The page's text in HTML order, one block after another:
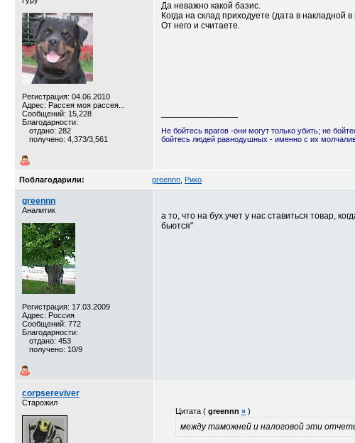
Регистрация: 04.06.2010
Адрес: Рассея моя рассея...
Сообщений: 15,228
Благодарности:
отдано: 282
получено: 4,373/3,561
Да неважно какой базис.
Когда на склад приходуете (дата в накладной
От него и считаете.
Не бойтесь врагов -они могут только убить; не
бойтесь людей равнодушных - именно с их
Поблагодарили: greennn Рико
greennn
Аналитик
Регистрация: 17.03.2009
Адрес: Россия
Сообщений: 772
Благодарности:
отдано: 453
получено: 10/9
а то, что на бух.учет у нас ставиться товар,
бьются"
corpsereviver
Старожил
Цитата ( greennn » )
между таможней и налоговой эти